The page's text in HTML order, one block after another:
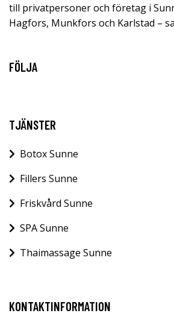
till privatpersoner och företag i
Hagfors, Munkfors och Karlstad –
FÖLJA
TJÄNSTER
Botox Sunne
Fillers Sunne
Friskvård Sunne
SPA Sunne
Thaimassage Sunne
KONTAKTINFORMATION